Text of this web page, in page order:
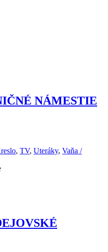
NÁMESTIE
, TV, Uteráky, Vaňa /